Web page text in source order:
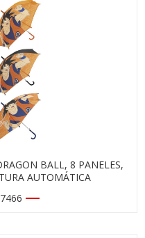
BALL, 8 PANELES,
AUTOMÁTICA